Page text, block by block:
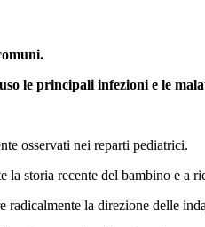
le principali infezioni e le
osservati nei reparti pediatrici.
storia recente del bambino e
radicalmente la direzione delle